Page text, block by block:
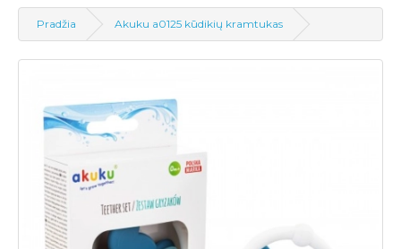
Pradžia Akuku a0125 kūdikių kramtukas